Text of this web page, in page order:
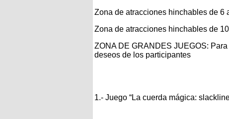
Zona de atracciones hinchables de 6
Zona de atracciones hinchables de
ZONA DE GRANDES JUEGOS:
deseos de los participantes
1.- Juego “La cuerda mágica: